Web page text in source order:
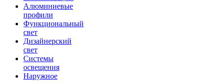
Алюминиевые
профили
Функциональный
свет
Дизайнерский
свет
Системы
освещения
Наружное